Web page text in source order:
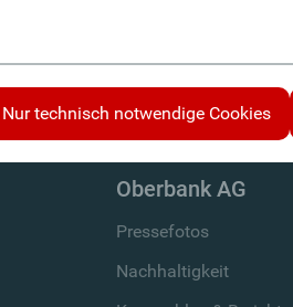
Nur technisch notwendige Cookies
Oberbank AG
Pressefotos
Nachhaltigkeit